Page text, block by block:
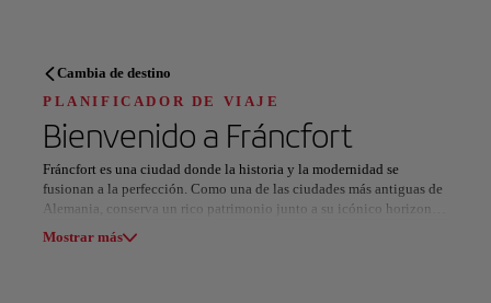
PLANIFICADOR DE VIAJE
Descubre tu próximo destino
Nuestros destinos
Cambia de destino
PLANIFICADOR DE VIAJE
Bienvenido a Fráncfort
Fráncfort es una ciudad donde la historia y la modernidad se
fusionan a la perfección. Como una de las ciudades más antiguas de
Alemania, conserva un rico patrimonio junto a su icónico horizonte
de torres de acero y vidrio. Conocida como la "Puerta de Europa",
Mostrar más